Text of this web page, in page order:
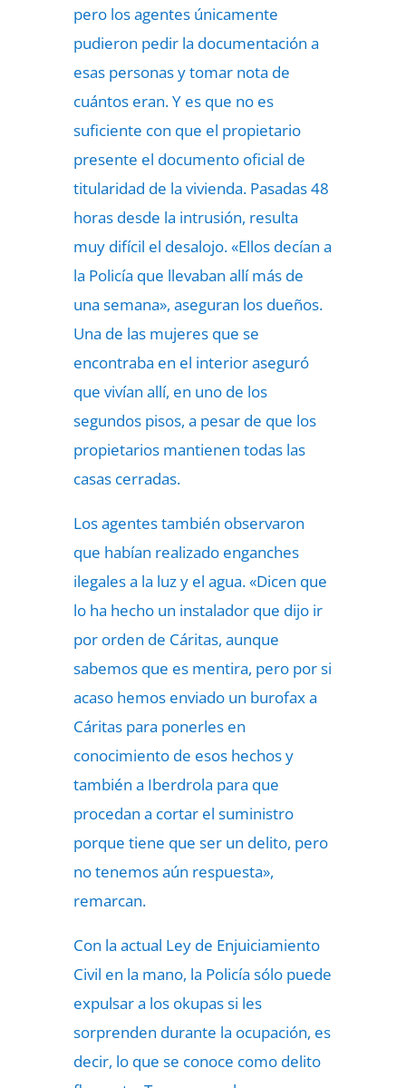
pero los agentes únicamente
pudieron pedir la documentación a
esas personas y tomar nota de
cuántos eran. Y es que no es
suficiente con que el propietario
presente el documento oficial de
titularidad de la vivienda. Pasadas 48
horas desde la intrusión, resulta
muy difícil el desalojo. «Ellos decían a
la Policía que llevaban allí más de
una semana», aseguran los dueños.
Una de las mujeres que se
encontraba en el interior aseguró
que vivían allí, en uno de los
segundos pisos, a pesar de que los
propietarios mantienen todas las
casas cerradas.
Los agentes también observaron
que habían realizado enganches
ilegales a la luz y el agua. «Dicen que
lo ha hecho un instalador que dijo ir
por orden de Cáritas, aunque
sabemos que es mentira, pero por si
acaso hemos enviado un burofax a
Cáritas para ponerles en
conocimiento de esos hechos y
también a Iberdrola para que
procedan a cortar el suministro
porque tiene que ser un delito, pero
no tenemos aún respuesta»,
remarcan.
Con la actual Ley de Enjuiciamiento
Civil en la mano, la Policía sólo puede
expulsar a los okupas si les
sorprenden durante la ocupación, es
decir, lo que se conoce como delito